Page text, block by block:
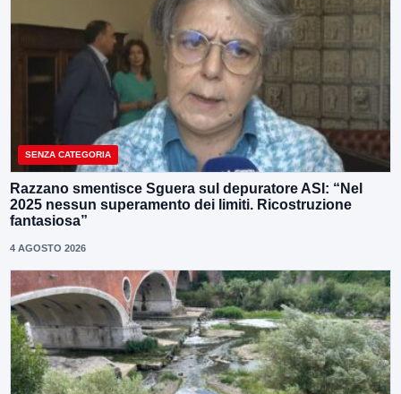
SENZA CATEGORIA
Razzano smentisce Sguera sul depuratore ASI: “Nel
2025 nessun superamento dei limiti. Ricostruzione
fantasiosa”
4 AGOSTO 2026